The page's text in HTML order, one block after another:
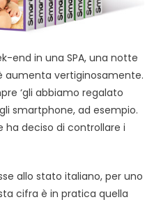
end in una SPA, una notte
aumenta vertiginosamente.
‘gli abbiamo regalato
smartphone, ad esempio.
ha deciso di controllare i
allo stato italiano, per uno
cifra è in pratica quella